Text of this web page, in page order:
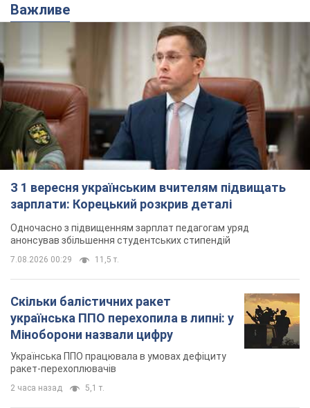
Важливе
З 1 вересня українським вчителям підвищать
зарплати: Корецький розкрив деталі
Одночасно з підвищенням зарплат педагогам уряд
анонсував збільшення студентських стипендій
7.08.2026 00:29 11,5 т.
Скільки балістичних ракет
українська ППО перехопила в липні: у
Міноборони назвали цифру
Українська ППО працювала в умовах дефіциту
ракет-перехоплювачів
2 часа назад 5,1 т.